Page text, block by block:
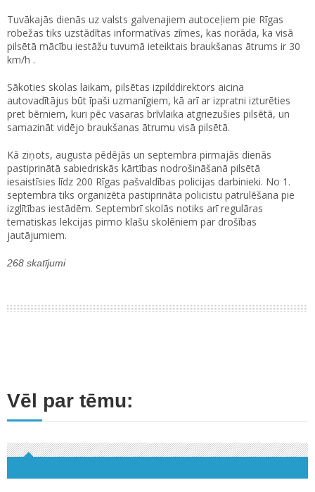
Tuvākajās dienās uz valsts galvenajiem autoceļiem pie Rīgas
robežas tiks uzstādītas informatīvas zīmes, kas norāda, ka visā
pilsētā mācību iestāžu tuvumā ieteiktais braukšanas ātrums ir 30
km/h .
Sākoties skolas laikam, pilsētas izpilddirektors aicina
autovadītājus būt īpaši uzmanīgiem, kā arī ar izpratni izturēties
pret bērniem, kuri pēc vasaras brīvlaika atgriezušies pilsētā, un
samazināt vidējo braukšanas ātrumu visā pilsētā.
Kā ziņots, augusta pēdējās un septembra pirmajās dienās
pastiprinātā sabiedriskās kārtības nodrošināšanā pilsētā
iesaistīsies līdz 200 Rīgas pašvaldības policijas darbinieki. No 1.
septembra tiks organizēta pastiprināta policistu patrulēšana pie
izglītības iestādēm. Septembrī skolās notiks arī regulāras
tematiskas lekcijas pirmo klašu skolēniem par drošības
jautājumiem.
268 skatījumi
Vēl par tēmu: